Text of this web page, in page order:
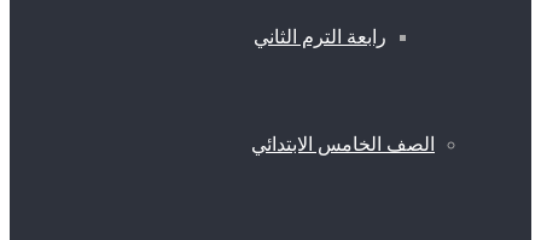
رابعة الترم الثاني
الصف الخامس الابتدائي